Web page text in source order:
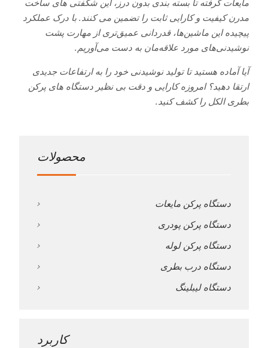
مدرن کیفیت و کارایی ثابت را تضمین می کنند. با درک عملکرد
پیچیده این ماشین‌ها، قدردانی عمیق‌تری از مهارت پشت
نوشیدنی‌های مورد علاقه‌مان به دست می‌آوریم.
آیا آماده هستید تا تولید نوشیدنی خود را به ارتفاعات جدیدی
ارتقا دهید؟ امروزه کارایی و دقت بی نظیر دستگاه های پرکن
بطری الکل را کشف کنید.
محصولات
دستگاه پرکن مایعات
دستگاه پرکن پودری
دستگاه پرکن لوله
دستگاه درب بطری
دستگاه لیبلینگ
کاربرد